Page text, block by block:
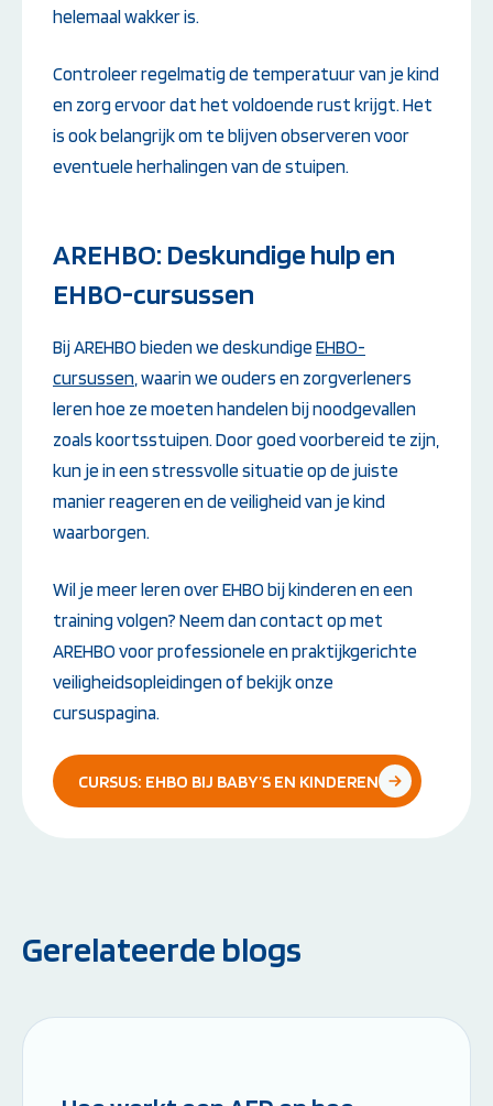
helemaal wakker is.
Controleer regelmatig de temperatuur van je kind
en zorg ervoor dat het voldoende rust krijgt. Het
is ook belangrijk om te blijven observeren voor
eventuele herhalingen van de stuipen.
AREHBO: Deskundige hulp en
EHBO-cursussen
Bij AREHBO bieden we deskundige EHBO-
cursussen, waarin we ouders en zorgverleners
leren hoe ze moeten handelen bij noodgevallen
zoals koortsstuipen. Door goed voorbereid te zijn,
kun je in een stressvolle situatie op de juiste
manier reageren en de veiligheid van je kind
waarborgen.
Wil je meer leren over EHBO bij kinderen en een
training volgen? Neem dan contact op met
AREHBO voor professionele en praktijkgerichte
veiligheidsopleidingen of bekijk onze
cursuspagina.
CURSUS: EHBO BIJ BABY’S EN KINDEREN
Gerelateerde blogs